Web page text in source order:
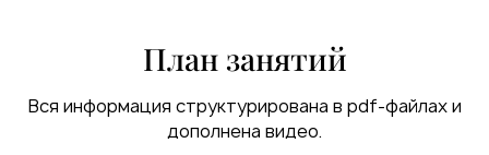
План занятий
Вся информация структурирована в pdf-файлах и
дополнена видео.